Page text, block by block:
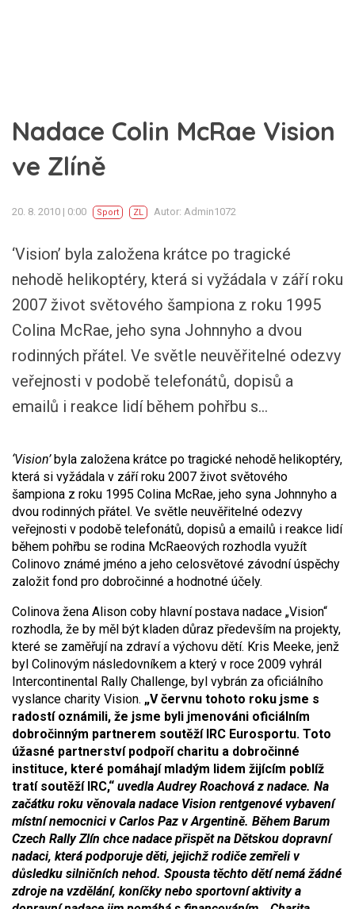
Nadace Colin McRae Vision
ve Zlíně
20. 8. 2010 | 0:00 Sport ZL Autor: Admin1072
‘Vision’ byla založena krátce po tragické
nehodě helikoptéry, která si vyžádala v září roku
2007 život světového šampiona z roku 1995
Colina McRae, jeho syna Johnnyho a dvou
rodinných přátel. Ve světle neuvěřitelné odezvy
veřejnosti v podobě telefonátů, dopisů a
emailů i reakce lidí během pohřbu s...
‘Vision’byla založena krátce po tragické nehodě helikoptéry,
která si vyžádala v září roku 2007 život světového
šampiona z roku 1995 Colina McRae, jeho syna Johnnyho a
dvou rodinných přátel. Ve světle neuvěřitelné odezvy
veřejnosti v podobě telefonátů, dopisů a emailů i reakce lidí
během pohřbu se rodina McRaeových rozhodla využít
Colinovo známé jméno a jeho celosvětové závodní úspěchy
založit fond pro dobročinné a hodnotné účely.
Colinova žena Alison coby hlavní postava nadace „Vision“
rozhodla, že by měl být kladen důraz především na projekty,
které se zaměřují na zdraví a výchovu dětí. Kris Meeke, jenž
byl Colinovým následovníkem a který v roce 2009 vyhrál
Intercontinental Rally Challenge, byl vybrán za oficiálního
vyslance charity Vision. „V červnu tohoto roku jsme s
radostí oznámili, že jsme byli jmenováni oficiálním
dobročinným partnerem soutěží IRC Eurosportu. Toto
úžasné partnerství podpoří charitu a dobročinné
instituce, které pomáhají mladým lidem žijícím poblíž
tratí soutěží IRC,“ uvedla Audrey Roachová z nadace. Na
začátku roku věnovala nadace Vision rentgenové vybavení
místní nemocnici v Carlos Paz v Argentině. Během Barum
Czech Rally Zlín chce nadace přispět na Dětskou dopravní
nadaci, která podporuje děti, jejichž rodiče zemřeli v
důsledku silničních nehod. Spousta těchto dětí nemá žádné
zdroje na vzdělání, koníčky nebo sportovní aktivity a